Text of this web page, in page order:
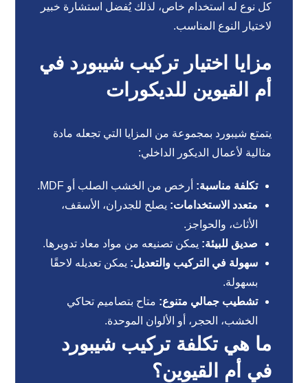
كل نوع له استخدام خاص، لذلك يُفضل استشارة خبير
لاختيار النوع المناسب.
مزايا اختيار تركيب شيبورد في
أم القيوين للديكورات
يتمتع شيبورد بمجموعة من المزايا التي تجعله مادة
مثالية لأعمال الديكور الداخلي:
تكلفة مناسبة: أرخص من الخشب الصلب أو MDF.
متعدد الاستخدامات: يصلح للجدران، الأسقف،
الأثاث، والحواجز.
صديق للبيئة: يمكن تصنيعه من مواد معاد تدويرها.
سهولة في التركيب والتعديل: يمكن تعديله لاحقًا
بسهولة.
تشطيب جمالي متنوع: متاح بتصاميم تحاكي
الخشب، الحجر، أو الألوان الموحدة.
ما هي تكلفة تركيب شيبورد
في أم القيوين؟